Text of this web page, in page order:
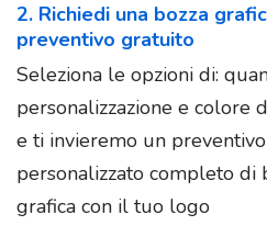
2. Richiedi una bozza
preventivo gratuito
Seleziona le opzioni di:
personalizzazione e colore
e ti invieremo un preventivo
personalizzato completo di
grafica con il tuo logo